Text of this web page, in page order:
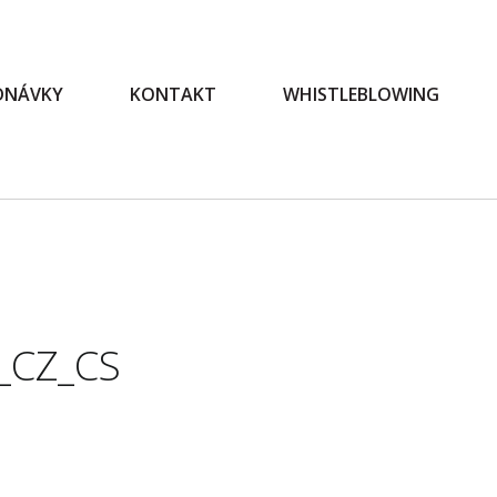
KONTAKT WHISTLEBLOWING